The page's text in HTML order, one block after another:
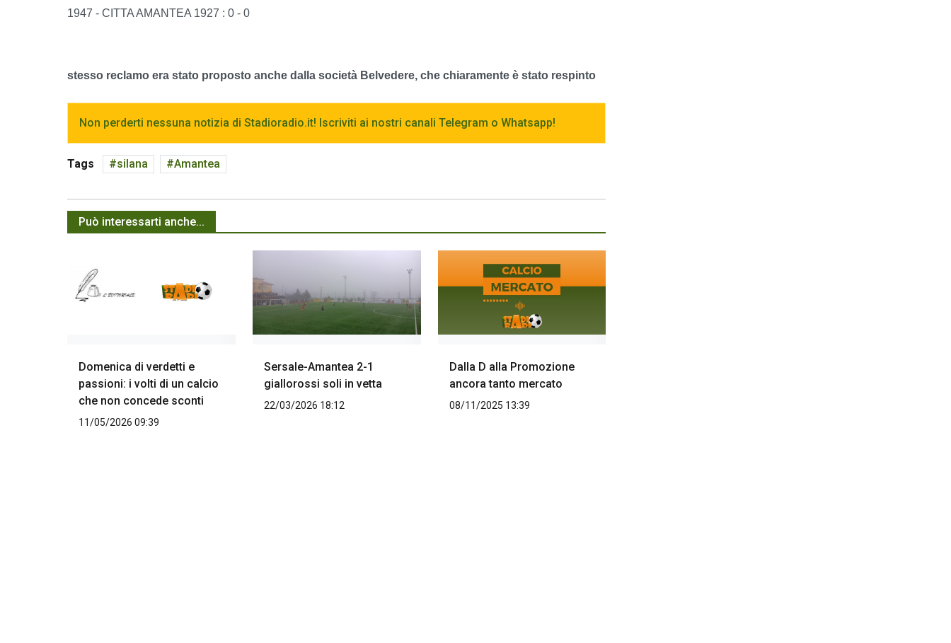
1947 - CITTA AMANTEA 1927 : 0 - 0
stesso reclamo era stato proposto anche dalla società Belvedere, che chiaramente è stato respinto
Non perderti nessuna notizia di Stadioradio.it! Iscriviti ai nostri canali Telegram o Whatsapp!
Tags silana Amantea
Può interessarti anche...
Domenica di verdetti e
passioni: i volti di un calcio
che non concede sconti
11/05/2026 09:39
Sersale-Amantea 2-1
giallorossi soli in vetta
22/03/2026 18:12
Dalla D alla Promozione
ancora tanto mercato
08/11/2025 13:39